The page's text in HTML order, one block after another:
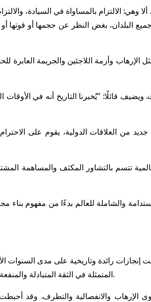
البلدان، بغض النظر عن حجمها أو
الإرهاب وأزمة اللاجئين والجريمة العابرة
قائلًا: "يُخبرنا التاريخ أنه في الأوقات
تتسم بالتشاور المكثف والمساهمة
والشاملة للعالم بدءًا من مفهوم
المتمثلة في الثقة المتبادلة والمنفعة المشتركة والمساواة والتشاور واحترام تنوع الحضارات والسعي لتحقيق التنمية المشتركة.